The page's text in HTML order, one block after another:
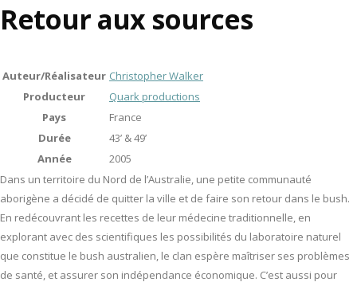
Retour aux sources
Auteur/Réalisateur Christopher Walker
Producteur
Quark productions
Pays
France
Durée
43’ & 49’
Année
2005
Dans un territoire du Nord de l’Australie, une petite communauté
aborigène a décidé de quitter la ville et de faire son retour dans le bush.
En redécouvrant les recettes de leur médecine traditionnelle, en
explorant avec des scientifiques les possibilités du laboratoire naturel
que constitue le bush australien, le clan espère maîtriser ses problèmes
de santé, et assurer son indépendance économique. C’est aussi pour